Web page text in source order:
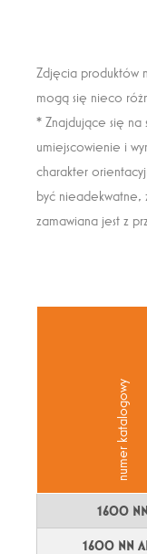
Zdjęcia produktów
mogą się nieco
* Znajdujące się na
umiejscowienie i
charakter
być nieadekwatne,
zamawiana jest z
numer katalogowy
1600 NN
1600 NN